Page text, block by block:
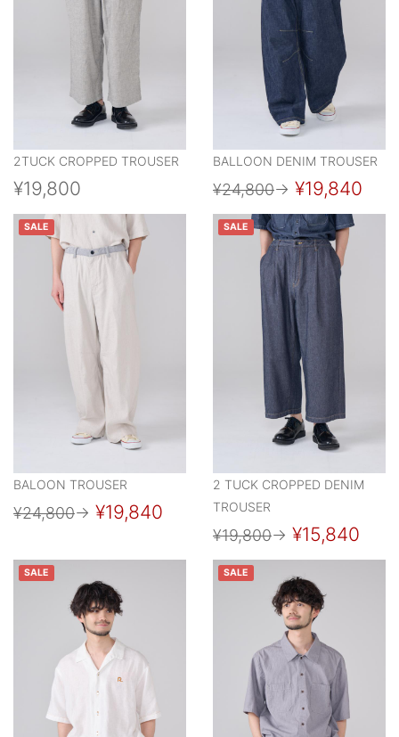
2TUCK CROPPED TROUSER
¥19,800
BALLOON DENIM TROUSER
¥24,800→ ¥19,840
SALE
BALOON TROUSER
¥24,800→ ¥19,840
SALE
2 TUCK CROPPED DENIM
TROUSER
¥19,800→ ¥15,840
SALE SALE